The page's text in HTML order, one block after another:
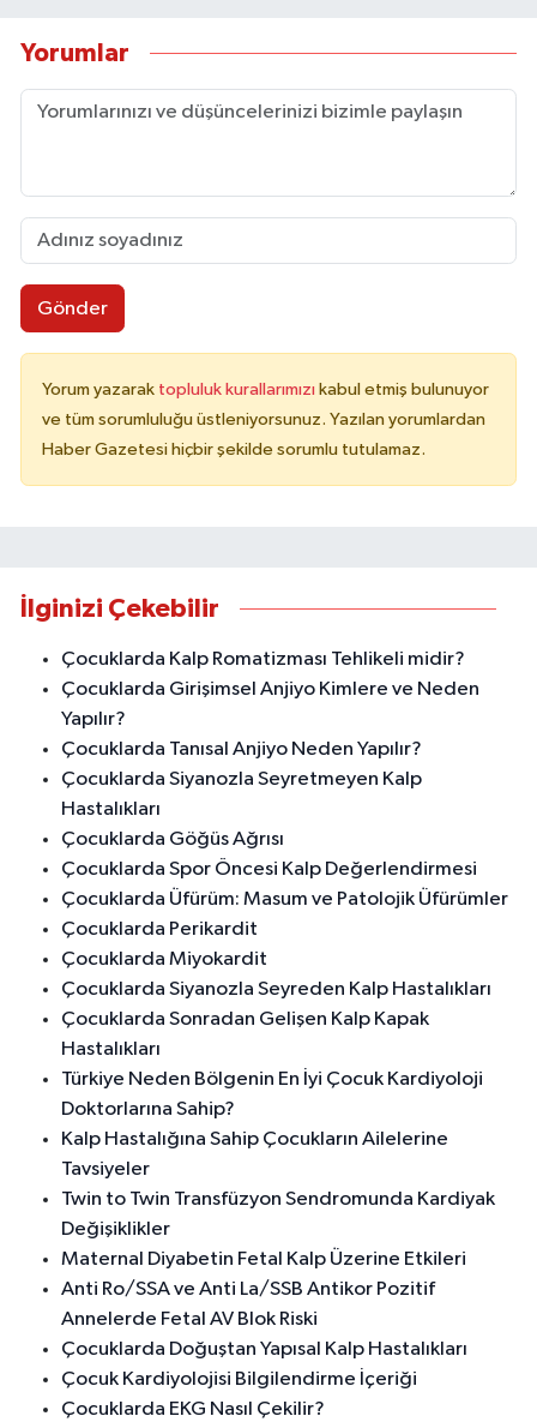
Yorumlar
Gönder
Yorum yazarak topluluk kurallarımızı kabul etmiş bulunuyor
ve tüm sorumluluğu üstleniyorsunuz. Yazılan yorumlardan
Haber Gazetesi hiçbir şekilde sorumlu tutulamaz.
İlginizi Çekebilir
Çocuklarda Kalp Romatizması Tehlikeli midir?
Çocuklarda Girişimsel Anjiyo Kimlere ve Neden
Yapılır?
Çocuklarda Tanısal Anjiyo Neden Yapılır?
Çocuklarda Siyanozla Seyretmeyen Kalp
Hastalıkları
Çocuklarda Göğüs Ağrısı
Çocuklarda Spor Öncesi Kalp Değerlendirmesi
Çocuklarda Üfürüm: Masum ve Patolojik Üfürümler
Çocuklarda Perikardit
Çocuklarda Miyokardit
Çocuklarda Siyanozla Seyreden Kalp Hastalıkları
Çocuklarda Sonradan Gelişen Kalp Kapak
Hastalıkları
Türkiye Neden Bölgenin En İyi Çocuk Kardiyoloji
Doktorlarına Sahip?
Kalp Hastalığına Sahip Çocukların Ailelerine
Tavsiyeler
Twin to Twin Transfüzyon Sendromunda Kardiyak
Değişiklikler
Maternal Diyabetin Fetal Kalp Üzerine Etkileri
Anti Ro/SSA ve Anti La/SSB Antikor Pozitif
Annelerde Fetal AV Blok Riski
Çocuklarda Doğuştan Yapısal Kalp Hastalıkları
Çocuk Kardiyolojisi Bilgilendirme İçeriği
Çocuklarda EKG Nasıl Çekilir?